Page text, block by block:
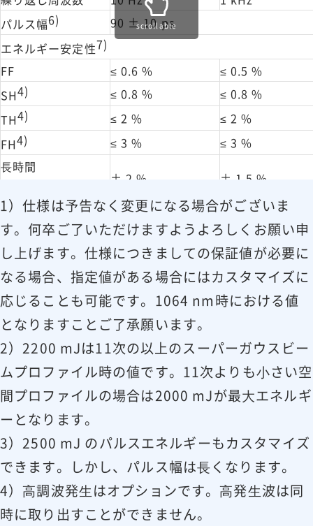
パルス幅6)
90 ± 10 ps
エネルギー安定性7)
FF
≤ 0.6 %
≤ 0.5 %
SH4) ≤ 0.8 %
≤ 0.8 %
TH4) ≤ 2 %
≤ 2 %
FH4) ≤ 3 %
≤ 3 %
⻑時間
± 2 % ± 1.5 %
ビーム
プロファイル
スーパー
ガウシアン
スーパー
ガウシアン
ビーム径10) 〜 23 mm
〜 7 mm
ビーム位置
安定性11) ≤ 30 μrad
ビーム拡がり⾓
≤ 0.5 mrad
プレパルス⽐12)
> 200 : 1
光学パルスジッター13)
Trig out
Pre-Trig out
≤ 50 ps
PLL option
≤ 2 ps
偏光
直線
⼨法14)
scrollable
1）仕様は予告なく変更になる場合がございま
す。何卒ご了いただけますようよろしくお願い申
し上げます。仕様につきましての保証値が必要に
なる場合、指定値がある場合にはカスタマイズに
応じることも可能です。1064 nm時における値
となりますことご了承願います。
2）2200 mJは11次の以上のスーパーガウスビー
ムプロファイル時の値です。11次よりも⼩さい空
間プロファイルの場合は2000 mJが最⼤エネルギ
ーとなります。
3）2500 mJ のパルスエネルギーもカスタマイズ
できます。しかし、パルス幅は⻑くなります。
4）⾼調波発⽣はオプションです。⾼発⽣波は同
時に取り出すことができません。